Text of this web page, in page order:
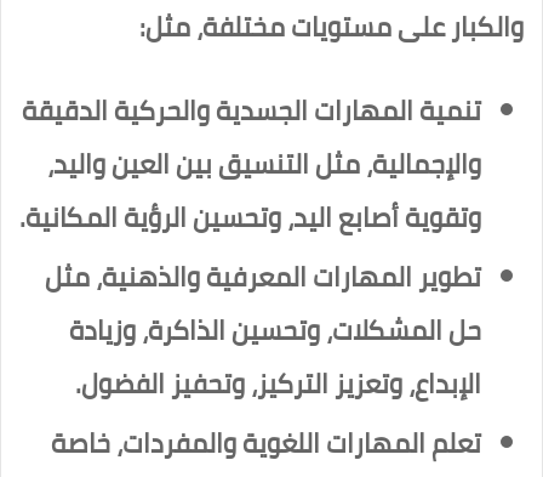
والكبار على مستويات مختلفة، مثل:
تنمية المهارات الجسدية والحركية الدقيقة
والإجمالية، مثل التنسيق بين العين واليد،
وتقوية أصابع اليد، وتحسين الرؤية المكانية.
تطوير المهارات المعرفية والذهنية، مثل
حل المشكلات، وتحسين الذاكرة، وزيادة
الإبداع، وتعزيز التركيز، وتحفيز الفضول.
تعلم المهارات اللغوية والمفردات، خاصة